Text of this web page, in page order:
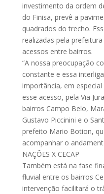
investimento da ordem
do Finisa, prevê a
quadrados do trecho.
realizadas pela
acessos entre bairros.
“A nossa preocupação
constante e essa
importância, em
esse acesso, pela Via
bairros Campo Belo,
Gustavo Piccinini e o
prefeito Mario Botion,
acompanhar o
NAÇÕES X CECAP
Também está na fase
fluvial entre os bairros
intervenção facilitará o